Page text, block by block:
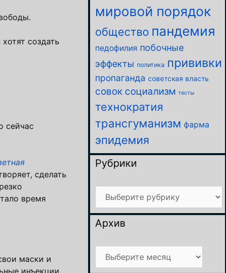
создать
сейчас
сделать
время
маски и
мировой порядок
общество пандемия
педофилия побочные
эффекты политика прививки
пропаганда советская власть
совок социализм тесты
технократия
трансгуманизм фарма
эпидемия
Рубрики
Рубрики
Архив
Архив